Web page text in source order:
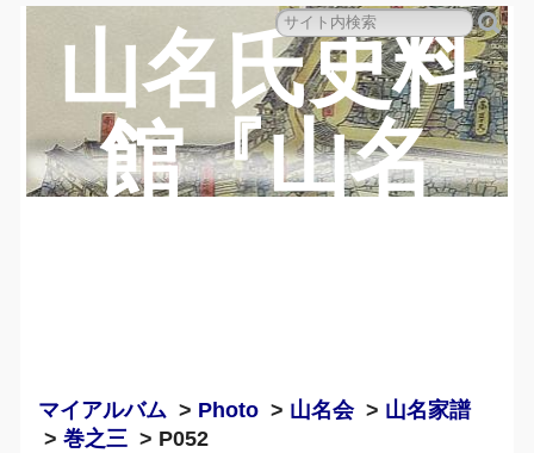
山名氏史料
館『山名
マイアルバム > Photo > 山名会> 山名家譜
>巻之三 > P052